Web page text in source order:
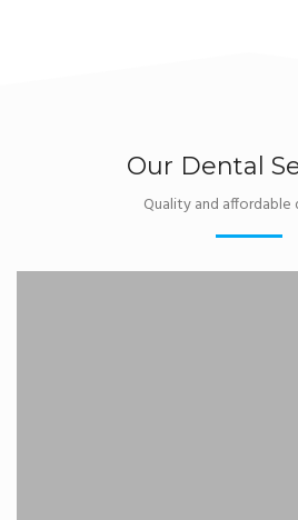
Our Dental
Quality and